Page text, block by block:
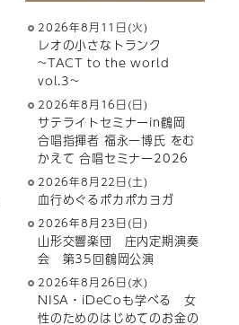
2026年8月11日(火)
レオの小さなトランク
~TACT to the world
vol.3~
2026年8月16日(日)
サテライトセミナーin鶴岡
合唱指揮者 福永一博氏 をむ
かえて 合唱セミナー2026
2026年8月22日(土)
血行めぐるポカポカヨガ
2026年8月23日(日)
山形交響楽団 庄内定期演奏
会 第35回鶴岡公演
2026年8月26日(水)
NISA・iDeCoも学べる 女
性のためのはじめてのお金の